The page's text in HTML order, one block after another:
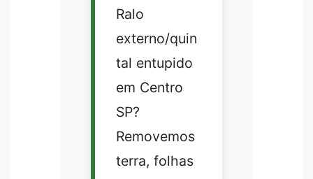
Ralo
externo/quin
tal entupido
em Centro
SP?
Removemos
terra, folhas